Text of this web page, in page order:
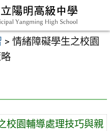
> 情緒障礙學生之校園
校園輔導處理技巧與親